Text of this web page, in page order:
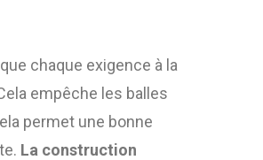
chaque exigence à la
empêche les balles
permet une bonne
La construction